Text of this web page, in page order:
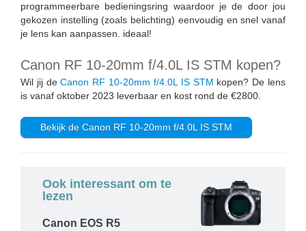
programmeerbare bedieningsring waardoor je de door jou
gekozen instelling (zoals belichting) eenvoudig en snel vanaf
je lens kan aanpassen. ideaal!
Canon RF 10-20mm f/4.0L IS STM kopen?
Wil jij deCanon RF 10-20mm f/4.0L IS STM kopen? De lens
is vanaf oktober 2023 leverbaar en kost rond de €2800.
Bekijk de Canon RF 10-20mm f/4.0L IS STM
Ook interessant om te
lezen
Canon EOS R5